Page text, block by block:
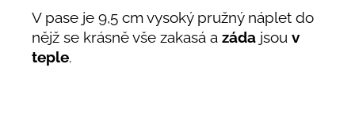
V pase je 9,5 cm vysoký pružný náplet do
nějž se krásně vše zakasá a záda jsou v
teple.